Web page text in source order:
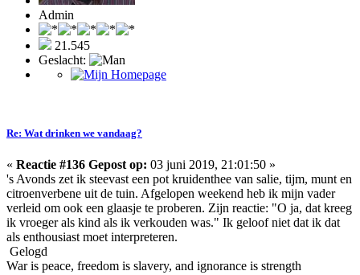
Admin
21.545
Geslacht:
Re: Wat drinken we vandaag?
« Reactie #136 Gepost op: 03 juni 2019, 21:01:50 »
's Avonds zet ik steevast een pot kruidenthee van salie, tijm, munt en
citroenverbene uit de tuin. Afgelopen weekend heb ik mijn vader
verleid om ook een glaasje te proberen. Zijn reactie: "O ja, dat kreeg
ik vroeger als kind als ik verkouden was." Ik geloof niet dat ik dat
als enthousiast moet interpreteren.
Gelogd
War is peace, freedom is slavery, and ignorance is strength